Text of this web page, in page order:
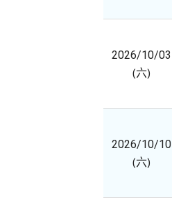
2026/10/03
(六)
2026/10/10
(六)